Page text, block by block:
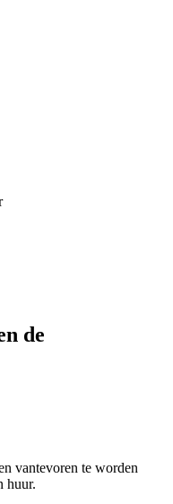
de
vantevoren te worden
huur.